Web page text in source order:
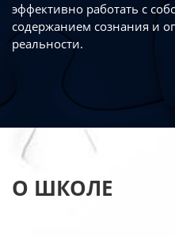
эффективно работать с
содержанием сознания и
реальности.
О ШКОЛЕ